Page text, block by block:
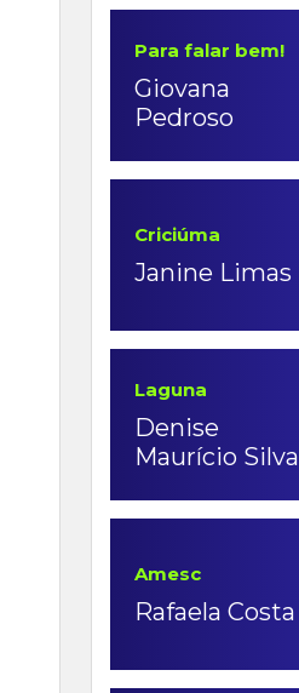
Para falar bem!
Giovana
Pedroso
Criciúma
Janine Limas
Laguna
Denise
Maurício Silva
Amesc
Rafaela Costa